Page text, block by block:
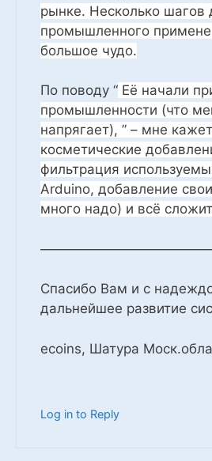
рынке. Несколько шагов
промышленного
большое чудо.
По поводу “ Её начали
промышленности (что
напрягает), ” – мне
косметические
фильтрация
Arduino, добавление
много надо) и всё
Спасибо Вам и с
дальнейшее развитие
ecoins, Шатура
Log in to Reply